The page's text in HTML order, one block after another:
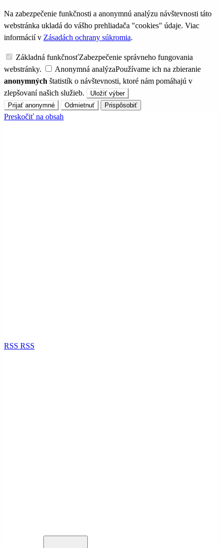
Na zabezpečenie funkčnosti a anonymnú analýzu návštevnosti táto
webstránka ukladá do vášho prehliadača "cookies" údaje. Viac
informácií v Zásadách ochrany súkromia.
Základná funkčnosťZabezpečenie správneho fungovania
webstránky.
Anonymná analýzaPoužívame ich na zbieranie
anonymných štatistík o návštevnosti, ktoré nám pomáhajú v
zlepšovaní našich služieb.
Uložiť výber
Prijať anonymné
Odmietnuť Prispôsobiť
Preskočiť na obsah
RSS RSS